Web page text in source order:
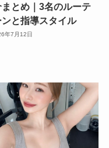
とめ｜3名のルーテ
ンと指導スタイル
年7月12日